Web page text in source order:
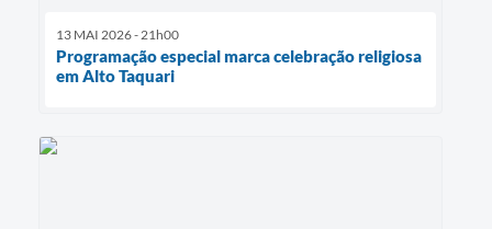
13 MAI 2026 - 21h00
Programação especial marca celebração religiosa
em Alto Taquari